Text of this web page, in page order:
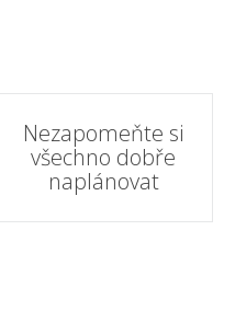
Nezapomeňte si
všechno dobře
naplánovat